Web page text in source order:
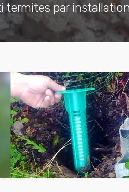
termites par